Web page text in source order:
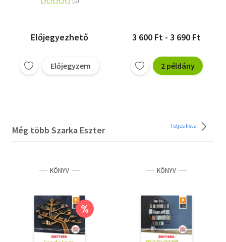
Előjegyezhető
Előjegyzem
3 600 Ft - 3 690 Ft
2 példány
Még több Szarka Eszter Teljes lista
KÖNYV
%
KÖNYV